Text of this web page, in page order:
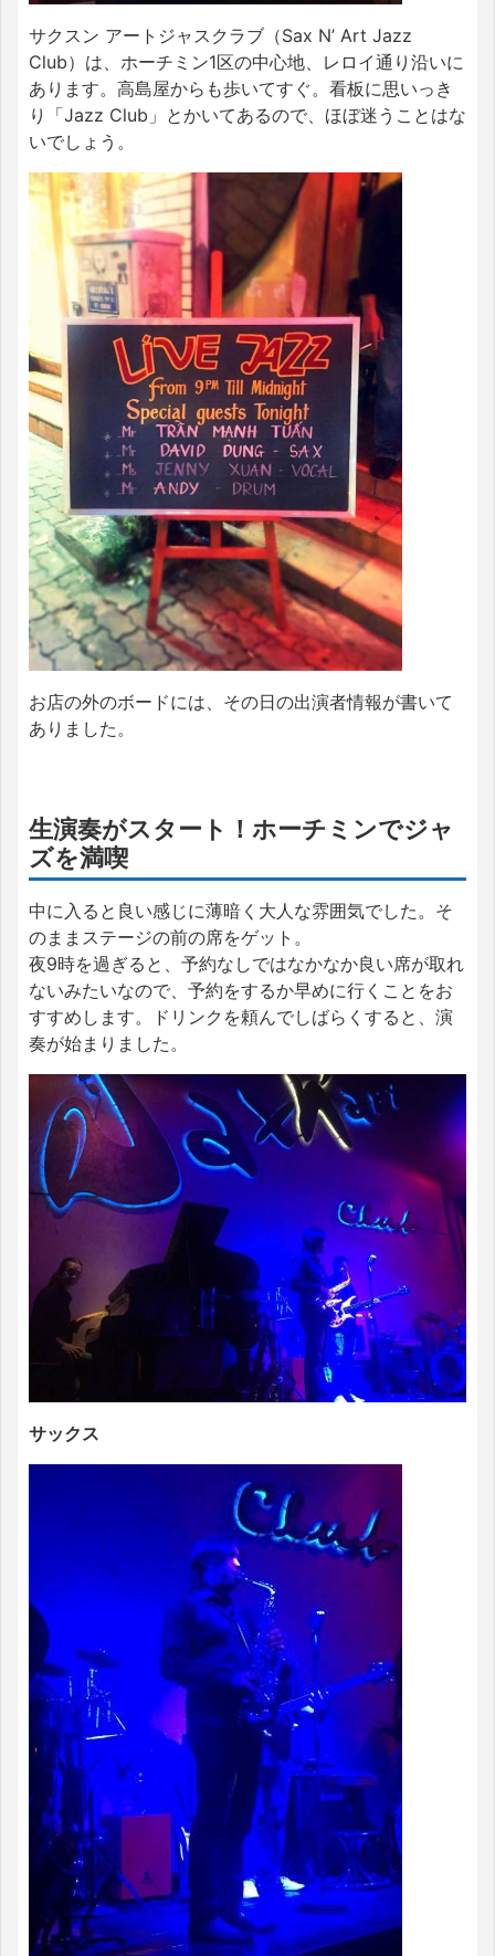
サクスン アートジャスクラブ（Sax N’ Art Jazz
Club）は、ホーチミン1区の中心地、レロイ通り沿いに
あります。高島屋からも歩いてすぐ。看板に思いっき
り「Jazz Club」とかいてあるので、ほぼ迷うことはな
いでしょう。
お店の外のボードには、その日の出演者情報が書いて
ありました。
生演奏がスタート！ホーチミンでジャ
ズを満喫
中に入ると良い感じに薄暗く大人な雰囲気でした。そ
のままステージの前の席をゲット。
夜9時を過ぎると、予約なしではなかなか良い席が取れ
ないみたいなので、予約をするか早めに行くことをお
すすめします。ドリンクを頼んでしばらくすると、演
奏が始まりました。
サックス